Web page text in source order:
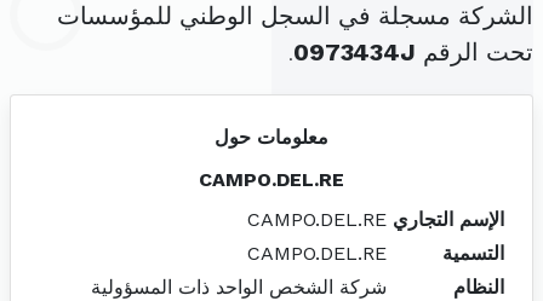
الشركة مسجلة في السجل الوطني للمؤسسات
تحت الرقم 0973434J
.
معلومات حول
CAMPO.DEL.RE
الإسم التجاري CAMPO.DEL.RE
التسمية
CAMPO.DEL.RE
النظام
شركة الشخص الواحد ذات المسؤولية